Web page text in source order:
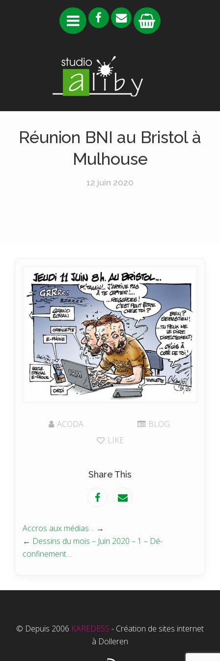
Réunion BNI au Bristol à
Mulhouse
12 juin 2020
ACODA
BLOG
LIKE
Share This
Accros aux médias… →
← Dessins du mois – Juin 2020 – 1 – Dé-
confinement…
© Depuis 2006 KAREDESS - Création de sites internet
à Dolleren